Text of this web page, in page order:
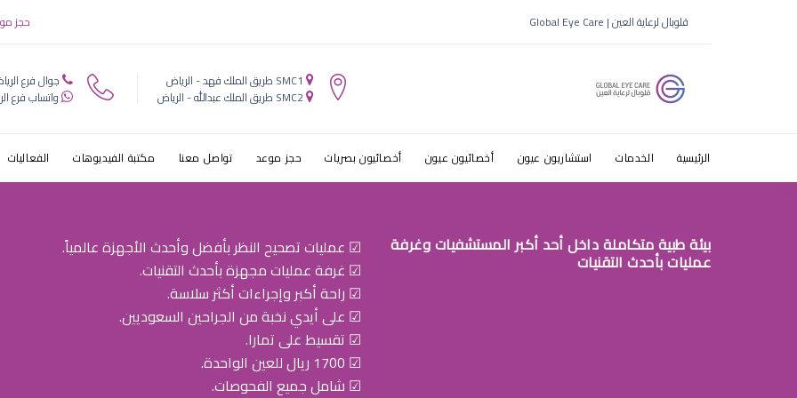
عيادات طب عيون الرياض
بالرياض
قلوبال لرعاية العين | Global Eye Care حجز
SMC1 طريق الملك فهد - الرياض
SMC2 طريق الملك عبدالله - الرياض
جوال فرع
واتساب فرع
الرئيسية الخدمات استشاريون عيون أخصائيون عيون أخصائيون بصريات حجز موعد تواصل معنا مكتبة الفيديوهات الفعاليات
بيئة طبية متكاملة داخل أحد أكبر المستشفيات وغرفة
عمليات بأحدث التقنيات
☑ عمليات تصحيح النظر بأفضل وأحدث الأجهزة عالمياً.
☑ غرفة عمليات مجهزة بأحدث التقنيات.
☑ راحة أكبر وإجراءات أكثر سلاسة.
☑ على أيدي نخبة من الجراحين السعوديين.
☑ تقسيط على تمارا.
☑ 1700 ريال للعين الواحدة.
☑ شامل جميع الفحوصات.